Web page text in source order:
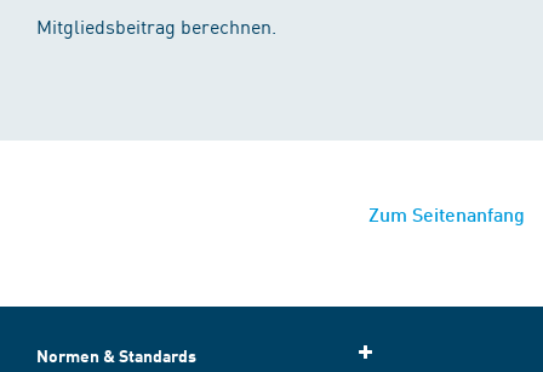
Mitgliedsbeitrag berechnen.
Zum Seitenanfang
Normen & Standards